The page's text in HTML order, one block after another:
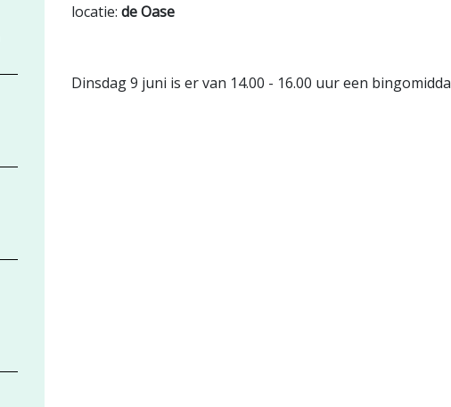
locatie: de Oase
Dinsdag 9 juni is er van 14.00 - 16.00 uur een